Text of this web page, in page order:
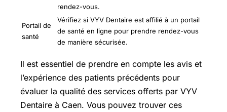
rendez-vous.
Portail de
santé
Vérifiez si VYV Dentaire est affilié à un portail
de santé en ligne pour prendre rendez-vous
de manière sécurisée.
Il est essentiel de prendre en compte les avis et
l’expérience des patients précédents pour
évaluer la qualité des services offerts par VYV
Dentaire à Caen. Vous pouvez trouver ces